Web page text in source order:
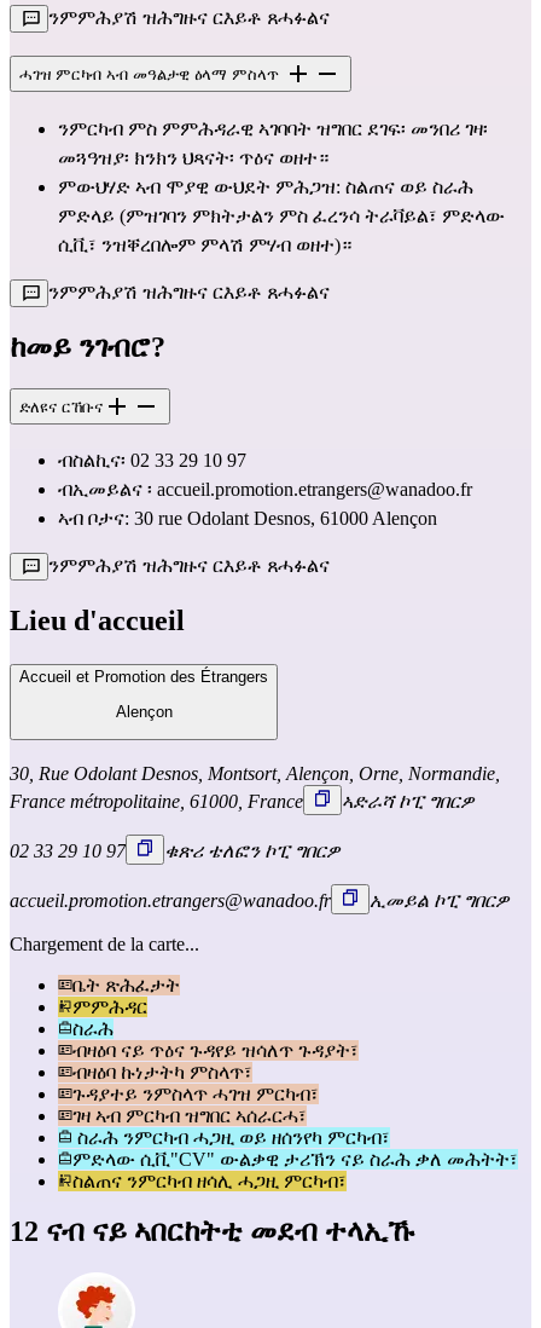
ንምምሕያሽ ዝሕግዙና ርእይቶ ጸሓፉልና
ሓገዝ ምርካብ ኣብ መዓልታዊ ዕላማ ምስላጥ
ንምርካብ ምስ ምምሕዳራዊ ኣገባባት ዝግበር ደገፍ፡ መንበሪ ገዛ፡
መጓዓዝያ፡ ክንክን ህጻናት፡ ጥዕና ወዘተ።
ምውህሃድ ኣብ ሞያዊ ውህደት ምሕጋዝ: ስልጠና ወይ ስራሕ
ምድላይ (ምዝገባን ምክትታልን ምስ ፈረንሳ ትራቫይል፣ ምድላው
ሲቪ፣ ንዝቐረበሎም ምላሽ ምሃብ ወዘተ)።
ንምምሕያሽ ዝሕግዙና ርእይቶ ጸሓፉልና
ከመይ ንገብሮ?
ድለዩና ርኸቡና
ብስልኪና፡ 02 33 29 10 97
ብኢመይልና ፡ accueil.promotion.etrangers@wanadoo.fr
ኣብ ቦታና: 30 rue Odolant Desnos, 61000 Alençon
ንምምሕያሽ ዝሕግዙና ርእይቶ ጸሓፉልና
Lieu d'accueil
Accueil et Promotion des Étrangers
Alençon
30, Rue Odolant Desnos, Montsort, Alençon, Orne, Normandie,
France métropolitaine, 61000, France
ኣድራሻ ኮፒ ግበርዎ
02 33 29 10 97 ቁጽሪ ቴለፎን ኮፒ ግበርዎ
accueil.promotion.etrangers@wanadoo.fr ኢመይል ኮፒ ግበርዎ
Chargement de la carte...
ቤት ጽሕፈታት
ምምሕዳር
ስራሕ
ብዛዕባ ናይ ጥዕና ጉዳየይ ዝሳለጥ ጉዳያት፣
ብዛዕባ ኩነታትካ ምስላጥ፣
ጉዳያተይ ንምስላጥ ሓገዝ ምርካብ፣
ገዛ ኣብ ምርካብ ዝግበር ኣሰራርሓ፣
ስራሕ ንምርካብ ሓጋዚ ወይ ዘሰንየካ ምርካብ፣
ምድላው ሲቪ"CV" ውልቃዊ ታሪኽን ናይ ስራሕ ቃለ መሕትት፣
ስልጠና ንምርካብ ዘሳሊ ሓጋዚ ምርካብ፣
12 ናብ ናይ ኣበርከትቲ መደብ ተላኢኹ